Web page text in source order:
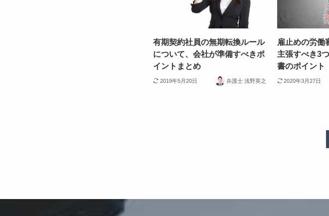
有期契約社員の無期転換ルール
について、会社が準備すべきポ
イントまとめ
2019年5月20日 弁護士 浅野英之
雇止めの労働
主張すべき3
書のポイント
2020年3月27日